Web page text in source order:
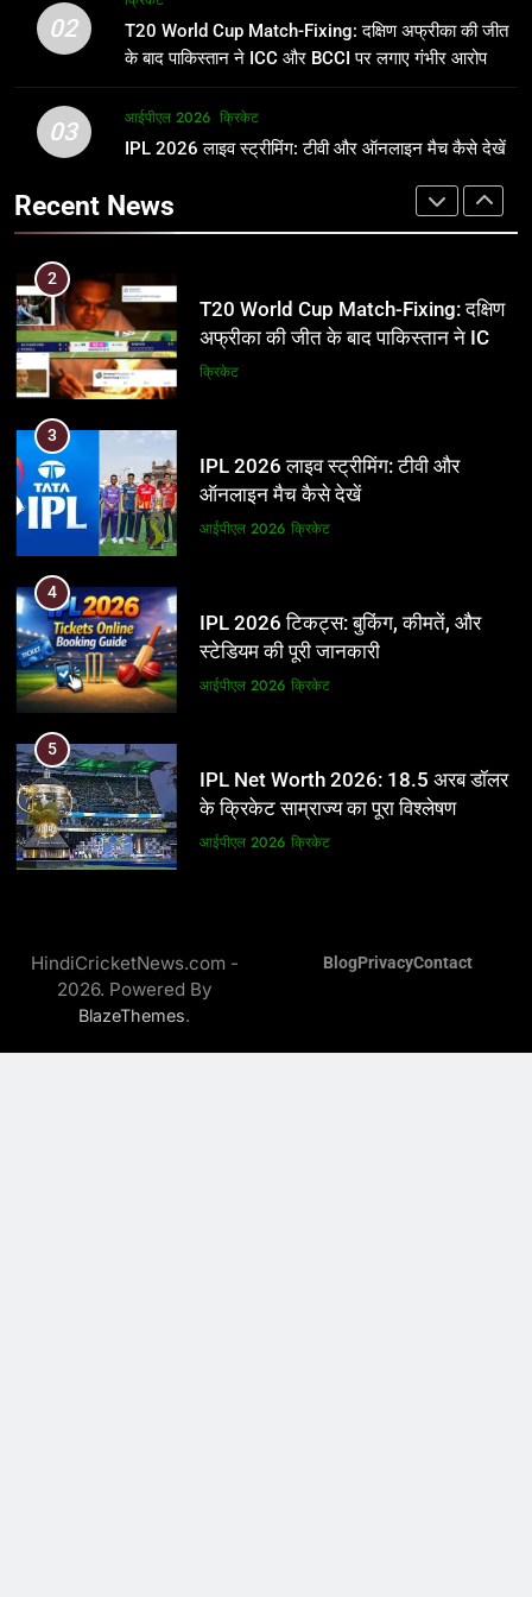
उम्र, परिवार, करियर और शादी से जुड़ी हर
जानकारी
क्रिकेट
2
T20 World Cup Match-Fixing: दक्षिण
3
IPL 2026 लाइव स्ट्रीमिंग: टीवी और
ऑनलाइन मैच कैसे देखें
आईपीएल 2026
4
IPL 2026 टिकट्स: बुकिंग, कीमतें, और
स्टेडियम की पूरी जानकारी
आईपीएल 2026 क्रिकेट
5
IPL Net Worth 2026: 18.5 अरब डॉलर
के क्रिकेट साम्राज्य का पूरा विश्लेषण
आईपीएल 2026 क्रिकेट
6
IPL टीम के मालिक: फ्रेंचाइजी के पीछे की
असली ताकत
आईपीएल 2026 क्रिकेट
विस्तृत विश्लेषण (2008-2026)
क्रिकेट
8
02
T20 World Cup Match-Fixing: दक्षिण अफ्रीका की जीत
के बाद पाकिस्तान ने ICC और BCCI पर लगाए गंभीर आरोप
03 आईपीएल 2026 क्रिकेट
IPL 2026 लाइव स्ट्रीमिंग: टीवी और ऑनलाइन मैच कैसे देखें
Recent News
फाइनल में हो सकती है महा-भिड़ंत, जानें पूरा
समीकरण
T20 वर्ल्ड कप 2026
1
अर्जुन तेंदुलकर की पत्नी सानिया चंडोक:
उम्र, परिवार, करियर और शादी से जुड़ी हर
2
T20 World Cup Match-Fixing: दक्षिण
अफ्रीका की जीत के बाद पाकिस्तान ने ICC
और BCCI पर लगाए गंभीर आरोप
क्रिकेट
3
IPL 2026 लाइव स्ट्रीमिंग: टीवी और
ऑनलाइन मैच कैसे देखें
आईपीएल 2026 क्रिकेट
4
IPL 2026 टिकट्स: बुकिंग, कीमतें, और
स्टेडियम की पूरी जानकारी
आईपीएल 2026 क्रिकेट
5
IPL Net Worth 2026: 18.5 अरब डॉलर
के क्रिकेट साम्राज्य का पूरा विश्लेषण
आईपीएल 2026 क्रिकेट
असली ताकत
आईपीएल 2026
HindiCricketNews.com -
2026. Powered By
BlazeThemes.
BlogPrivacyContact